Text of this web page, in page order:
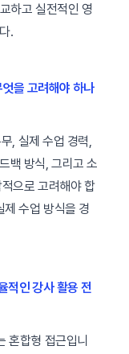
하고 실전적인 영
.
을 고려해야 하나
, 실제 수업 경력,
백 방식, 그리고 소
으로 고려해야 합
제 수업 방식을 경
적인 강사 활용 전
혼합형 접근입니